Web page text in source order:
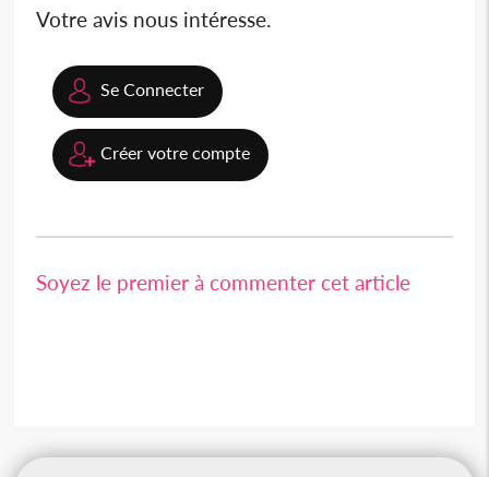
Votre avis nous intéresse.
Se Connecter
Créer votre compte
Soyez le premier à commenter cet article